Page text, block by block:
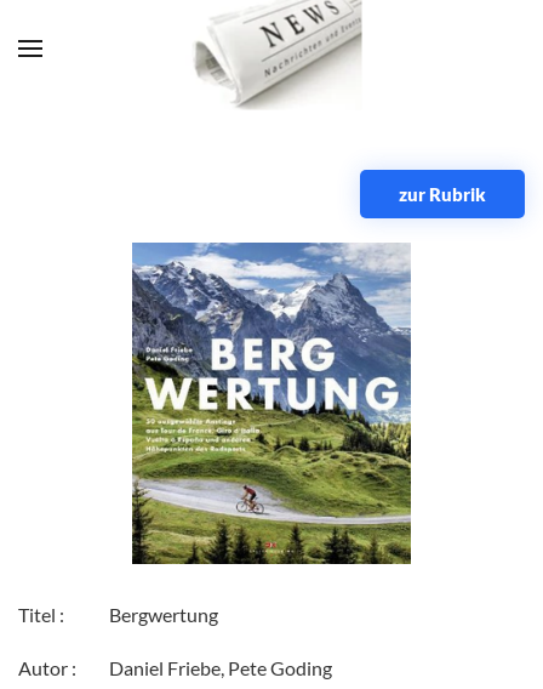
Zum Hauptinhalt springen
zur Rubrik
Titel : Bergwertung
Autor : Daniel Friebe, Pete Goding